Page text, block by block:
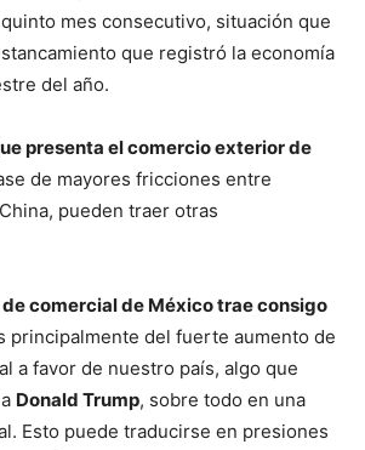
mes consecutivo, situación que
que registró la economía
del año.
presenta el comercio exterior de
de mayores fricciones entre
pueden traer otras
comercial de México trae consigo
principalmente del fuerte aumento de
a favor de nuestro país, algo que
Donald Trump, sobre todo en una
Esto puede traducirse en presiones